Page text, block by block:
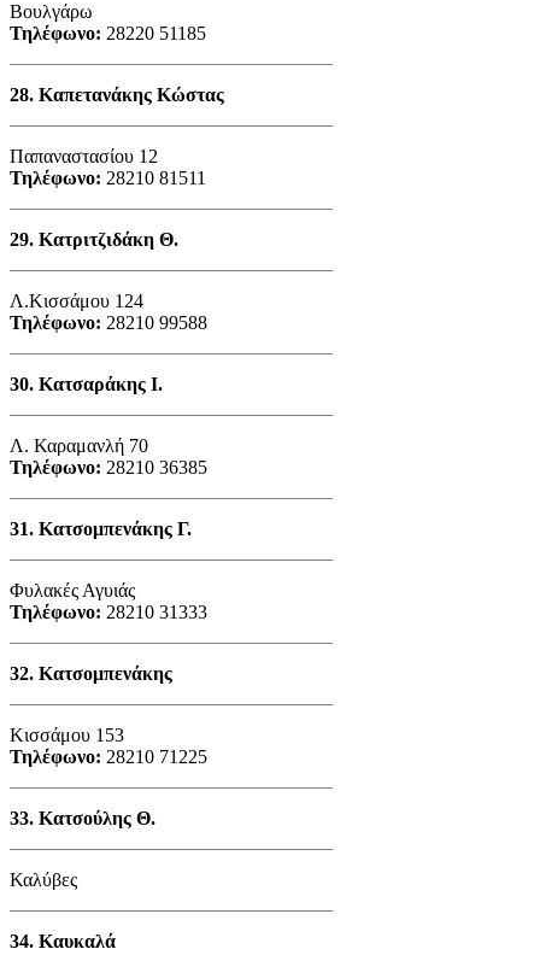
Βουλγάρω
Τηλέφωνο: 28220 51185
28. Καπετανάκης Κώστας
Παπαναστασίου 12
Τηλέφωνο: 28210 81511
29. Κατριτζιδάκη Θ.
Λ.Κισσάμου 124
Τηλέφωνο: 28210 99588
30. Κατσαράκης Ι.
Λ. Καραμανλή 70
Τηλέφωνο: 28210 36385
31. Κατσομπενάκης Γ.
Φυλακές Αγυιάς
Τηλέφωνο: 28210 31333
32. Κατσομπενάκης
Κισσάμου 153
Τηλέφωνο: 28210 71225
33. Κατσούλης Θ.
Καλύβες
34. Καυκαλά